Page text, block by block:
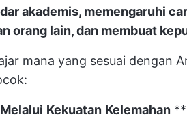
akademis, memengaruhi
orang lain, dan membuat
mana yang sesuai dengan
Kekuatan Kelemahan